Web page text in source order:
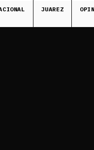
JUAREZ